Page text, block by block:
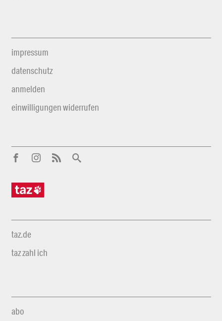
impressum
datenschutz
anmelden
einwilligungen widerrufen
taz.de
taz zahl ich
abo